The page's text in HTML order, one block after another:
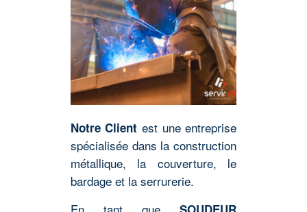
Notre Client est une entreprise
spécialisée dans la construction
métallique, la couverture, le
bardage et la serrurerie.